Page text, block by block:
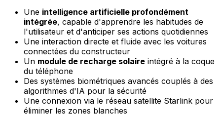
Une intelligence artificielle profondément
intégrée, capable d'apprendre les habitudes de
l'utilisateur et d'anticiper ses actions quotidiennes
Une interaction directe et fluide avec les voitures
connectées du constructeur
Un module de recharge solaire intégré à la coque
du téléphone
Des systèmes biométriques avancés couplés à des
algorithmes d'IA pour la sécurité
Une connexion via le réseau satellite Starlink pour
éliminer les zones blanches